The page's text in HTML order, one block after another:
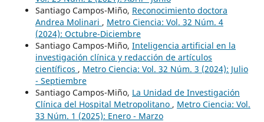
Santiago Campos-Miño, Reconocimiento doctora
Andrea Molinari , Metro Ciencia: Vol. 32 Núm. 4
(2024): Octubre-Diciembre
Santiago Campos-Miño, Inteligencia artificial en la
investigación clínica y redacción de artículos
científicos , Metro Ciencia: Vol. 32 Núm. 3 (2024): Julio
- Septiembre
Santiago Campos-Miño, La Unidad de Investigación
Clínica del Hospital Metropolitano , Metro Ciencia: Vol.
33 Núm. 1 (2025): Enero - Marzo